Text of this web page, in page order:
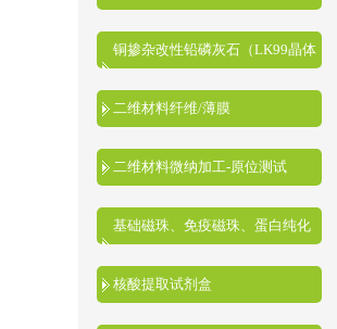
铜掺杂改性铅磷灰石（LK99晶体
粉末）
二维材料纤维/薄膜
二维材料微纳加工-原位测试
基础磁珠、免疫磁珠、蛋白纯化
磁珠、核酸提取磁珠
核酸提取试剂盒